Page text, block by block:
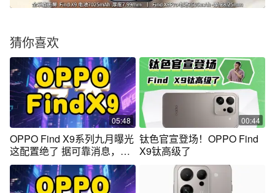
猜你喜欢
05:48
OPPO Find X9系列九月曝光
这配置绝了 据可靠消息，
OPPO Find
00:44
钛色官宣登场！OPPO Find
X9钛高级了